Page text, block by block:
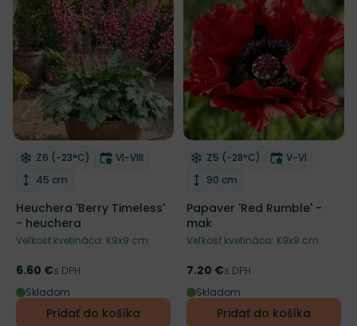
Odober do zoznamu želaní
Mrazuvzdornosť
Z6 (-23°C) Doba kvitnutia
VI-VIII
Výška rastliny
45 cm
Heuchera 'Berry Timeless'
- heuchera
Veľkosť kvetináča: K9x9 cm
Cena
6.60 €s DPH
Skladom
Pridať do košíka
Odober do zoznamu želaní
Mrazuvzdornosť
Z5 (-28°C) Doba
V-VI
Výška rastliny
90 cm
Papaver 'Red Rumble' -
mak
Veľkosť kvetináča: K9x9 cm
Cena
7.20 €s DPH
Skladom
Pridať do košíka